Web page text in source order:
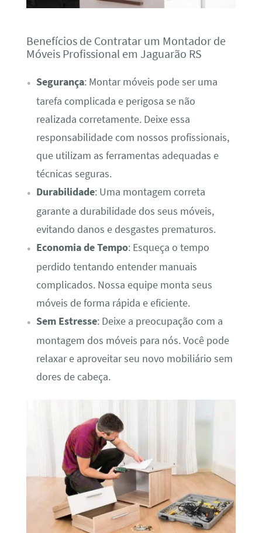
Benefícios de Contratar um Montador de
Móveis Profissional em Jaguarão RS
Segurança: Montar móveis pode ser uma
tarefa complicada e perigosa se não
realizada corretamente. Deixe essa
responsabilidade com nossos profissionais,
que utilizam as ferramentas adequadas e
técnicas seguras.
Durabilidade: Uma montagem correta
garante a durabilidade dos seus móveis,
evitando danos e desgastes prematuros.
Economia de Tempo: Esqueça o tempo
perdido tentando entender manuais
complicados. Nossa equipe monta seus
móveis de forma rápida e eficiente.
Sem Estresse: Deixe a preocupação com a
montagem dos móveis para nós. Você pode
relaxar e aproveitar seu novo mobiliário sem
dores de cabeça.